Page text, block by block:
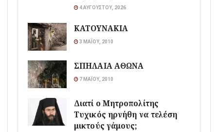
4 ΑΥΓΟΎΣΤΟΥ, 2026
ΚΑΤΟΥΝΑΚΙΑ
3 ΜΑΪ́ΟΥ, 2010
ΣΠΗΛΑΙΑ ΑΘΩΝΑ
7 ΜΑΪ́ΟΥ, 2010
Διατί ο Μητροπολίτης
Τυχικός ηρνήθη να τελέση
μικτούς γάμους;